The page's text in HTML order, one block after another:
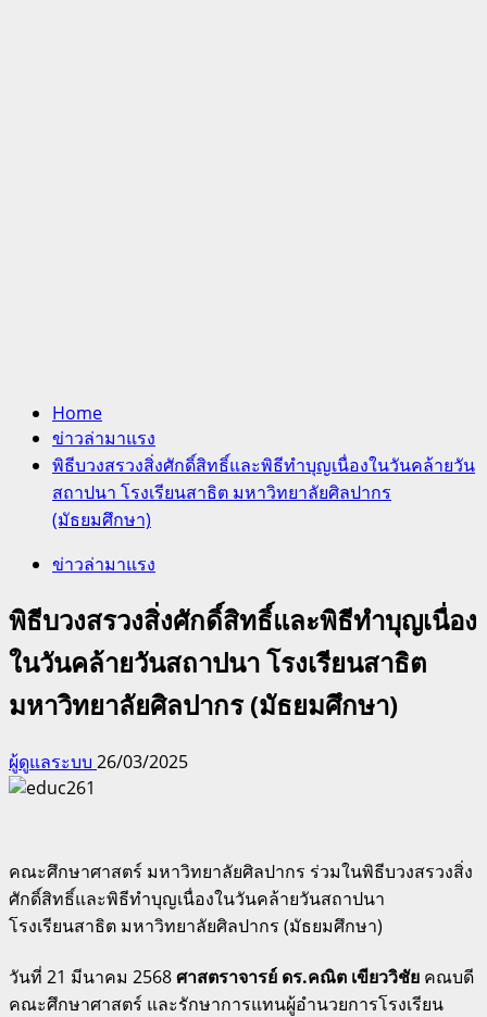
Home
ข่าวล่ามาแรง
พิธีบวงสรวงสิ่งศักดิ์สิทธิ์และพิธีทำบุญเนื่องในวันคล้ายวัน
สถาปนา โรงเรียนสาธิต มหาวิทยาลัยศิลปากร
(มัธยมศึกษา)
ข่าวล่ามาแรง
พิธีบวงสรวงสิ่งศักดิ์สิทธิ์และพิธีทำบุญเนื่อง
ในวันคล้ายวันสถาปนา โรงเรียนสาธิต
มหาวิทยาลัยศิลปากร (มัธยมศึกษา)
ผู้ดูแลระบบ 26/03/2025
คณะศึกษาศาสตร์ มหาวิทยาลัยศิลปากร ร่วมในพิธีบวงสรวงสิ่ง
ศักดิ์สิทธิ์และพิธีทำบุญเนื่องในวันคล้ายวันสถาปนา
โรงเรียนสาธิต มหาวิทยาลัยศิลปากร (มัธยมศึกษา)
วันที่ 21 มีนาคม 2568ศาสตราจารย์ ดร.คณิต เขียววิชัย คณบดี
คณะศึกษาศาสตร์ และรักษาการแทนผู้อำนวยการโรงเรียน